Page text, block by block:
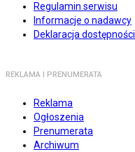
Regulamin serwisu
Informacje o nadawcy
Deklaracja dostępności
REKLAMA I PRENUMERATA
Reklama
Ogłoszenia
Prenumerata
Archiwum